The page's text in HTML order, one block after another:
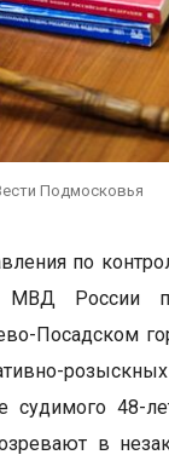
Подмосковья
по
МВД России
Посадском
судимого 48-
в